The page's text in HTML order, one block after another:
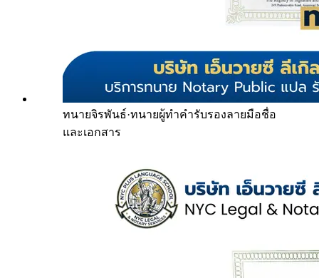
ทนายจิรพันธ์·ทนายผู้ทำคำรับรองลายมือชื่อ
และเอกสาร